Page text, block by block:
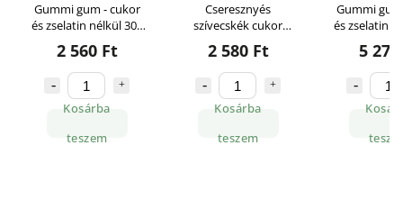
Gummi gum - cukor
és zselatin nélkül 300
g
2 560 Ft
Kosárba
teszem
Cseresznyés
szívecskék cukor
nélkül 300g
2 580 Ft
Kosárba
teszem
Gummi
és zselatin
5